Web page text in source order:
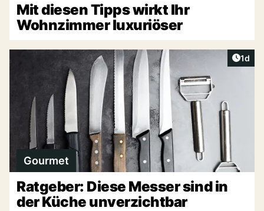
Mit diesen Tipps wirkt Ihr
Wohnzimmer luxuriöser
1d
Gourmet
Ratgeber: Diese Messer sind in
der Küche unverzichtbar